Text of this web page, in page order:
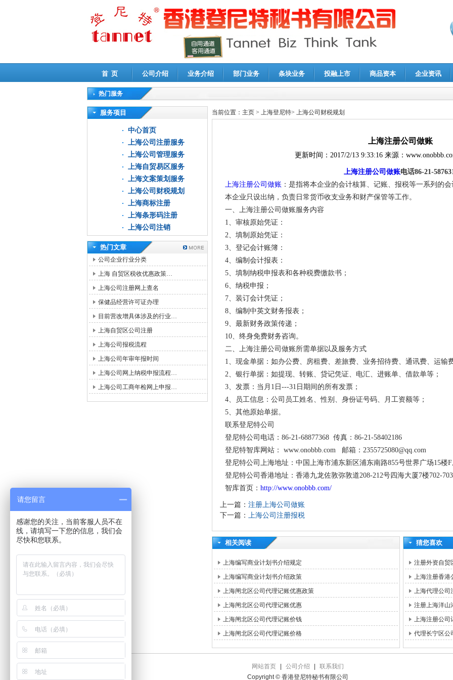
首 页 公司介绍 业务介绍 部门业务 条块业务 投融上市 商品资本 企业资讯
热门服务
高新技术企业认定审计|企业所得税汇算清缴申报鉴证
服务项目
中心首页
上海公司注册服务
上海公司管理服务
上海自贸易区服务
上海文案策划服务
上海公司财税规划
上海商标注册
上海条形码注册
上海公司注销
热门文章
公司企业行业分类
上海 自贸区税收优惠政策…
上海公司注册网上查名
保健品经营许可证办理
目前营改增具体涉及的行业…
上海自贸区公司注册
上海公司报税流程
上海公司年审年报时间
上海公司网上纳税申报流程…
上海公司工商年检网上申报…
当前位置： 主页 > 上海登尼特> 上海公司财税规划
上海注册公司做账
更新时间： 2017/2/13 9:33:16来源：
上海注册公司做账电话86-21-
上海注册公司做账 ：是指将本企业的会计核算、记账、报税等一系列的
本企业只设出纳，负责日常货币收支业务和财产保管等工作。
一、上海注册公司做账服务内容
1、审核原始凭证：
2、填制原始凭证：
3、登记会计账簿：
4、编制会计报表：
5、填制纳税申报表和各种税费缴款书；
6、纳税申报；
7、装订会计凭证；
8、编制中英文财务报表；
9、最新财务政策传递；
10、终身免费财务咨询。
二、上海注册公司做账所需单据以及服务方式
1、现金单据：如办公费、房租费、差旅费、业务招待费、通讯费、运输
2、银行单据：如提现、转账、贷记凭证、电汇、进账单、借款单等；
3、发票：当月1日---31日期间的所有发票；
4、员工信息：公司员工姓名、性别、身份证号码、月工资额等；
5、其他原始单据。
联系登尼特公司
登尼特公司电话：86-21-68877368 传真：86-21-58402186
登尼特智库网站： www.onobbb.com 邮箱：2355725080@qq.com
登尼特公司上海地址：中国上海市浦东新区浦东南路855号世界广场15楼
登尼特公司香港地址：香港九龙佐敦弥敦道208-212号四海大厦7楼702-
智库首页： http://www.onobbb.com/
上一篇： 注册上海公司做账
下一篇： 上海公司注册报税
相关阅读
上海编写商业计划书介绍规定
上海编写商业计划书介绍政策
上海闸北区公司代理记账优惠政策
上海闸北区公司代理记账优惠
上海闸北区公司代理记账价钱
上海闸北区公司代理记账价格
猜您喜欢
注册外资自贸
上海注册香港
上海代理公司
注册上海洋山
上海注册公司
代理长宁区公
网站首页 公司介绍
联系我们
Copyright © 香港登尼特秘书有限公司
请您留言
感谢您的关注，当前客服人员不在
线，请填写一下您的信息，我们会
尽快和您联系。